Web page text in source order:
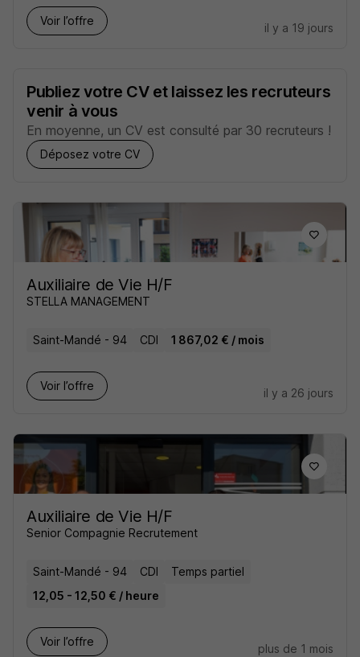
Voir l’offre
il y a 19 jours
Publiez votre CV et laissez les recruteurs
venir à vous
En moyenne, un CV est consulté par 30 recruteurs !
Déposez votre CV
Auxiliaire de Vie H/F
STELLA MANAGEMENT
Saint-Mandé - 94 CDI 1 867,02 € / mois
Voir l’offre
il y a 26 jours
Auxiliaire de Vie H/F
Senior Compagnie Recrutement
Saint-Mandé - 94 CDI
Temps partiel
12,05 - 12,50 € / heure
Voir l’offre
plus de 1 mois